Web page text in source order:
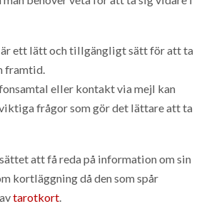
ett lätt och tillgängligt sätt för att ta
framtid.
eller kontakt via mejl kan
frågor som gör det lättare att ta
att få reda på information om sin
kortläggning då den som spår
tarotkort.